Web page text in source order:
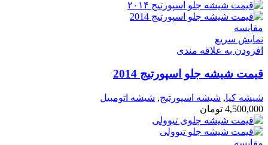
مقايسه
نمایش سریع
افزودن به علاقه مندی
قیمت شیشه جلو اسپورتیج 2014
شیشه کیا, شیشه اسپورتیج, شیشه اتومبیل
4,500,000 تومان
مقايسه